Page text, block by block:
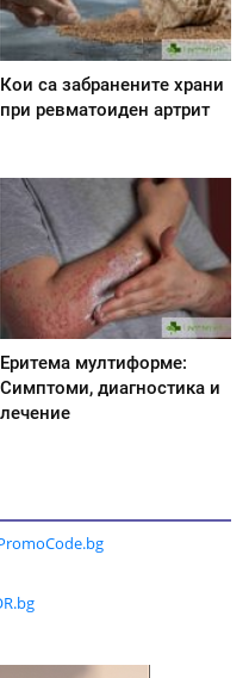
Кои са забранените храни
при ревматоиден артрит
Еритема мултиформе:
Симптоми, диагностика и
лечение